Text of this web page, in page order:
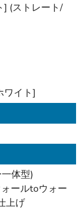
] (ストレート/
ワイト]
体型)
ールtoウォー
上げ